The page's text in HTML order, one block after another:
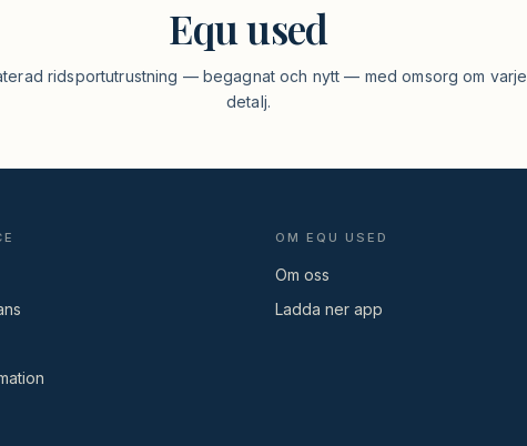
Equ used
ridsportutrustning — begagnat och nytt — med omsorg om varje
detalj.
OM EQU USED
Om oss
Ladda ner app